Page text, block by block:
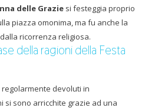
delle Grazie si festeggia proprio
piazza omonima, ma fu anche la
ricorrenza religiosa.
della ragioni della Festa
devoluti in
si sono arricchite grazie ad una